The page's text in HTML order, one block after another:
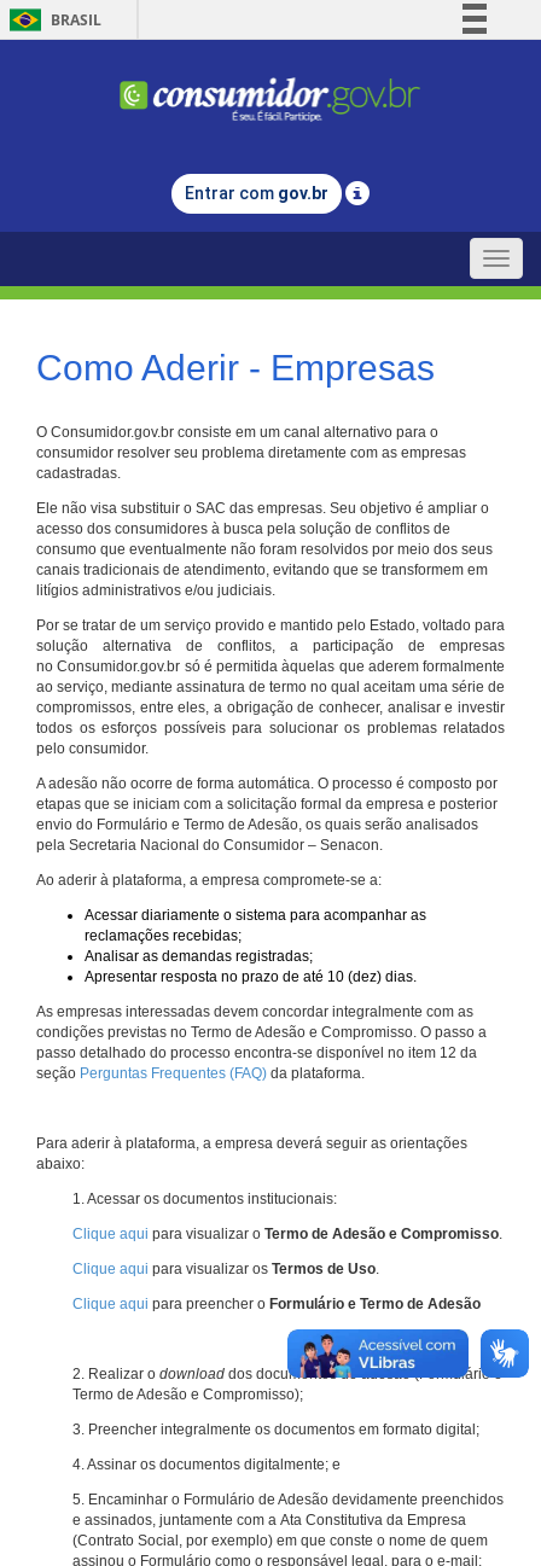
BRASIL
Comunica BR
Legislação
Entrar com gov.br
Toggle
Como Aderir - Empresas
O Consumidor.gov.br consiste em um canal alternativo para o
consumidor resolver seu problema diretamente com as empresas
cadastradas.
Ele não visa substituir o SAC das empresas. Seu objetivo é ampliar o
acesso dos consumidores à busca pela solução de conflitos de
consumo que eventualmente não foram resolvidos por meio dos seus
canais tradicionais de atendimento, evitando que se transformem em
litígios administrativos e/ou judiciais.
Por se tratar de um serviço provido e mantido pelo Estado, voltado para
solução alternativa de conflitos, a participação de empresas
no Consumidor.gov.br só é permitida àquelas que aderem formalmente
ao serviço, mediante assinatura de termo no qual aceitam uma série de
compromissos, entre eles, a obrigação de conhecer, analisar e investir
todos os esforços possíveis para solucionar os problemas relatados
pelo consumidor.
A adesão não ocorre de forma automática. O processo é composto por
etapas que se iniciam com a solicitação formal da empresa e posterior
envio do Formulário e Termo de Adesão, os quais serão analisados
pela Secretaria Nacional do Consumidor – Senacon.
Ao aderir à plataforma, a empresa compromete-se a:
Acessar diariamente o sistema para acompanhar as
reclamações recebidas;
Analisar as demandas registradas;
Apresentar resposta no prazo de até 10 (dez) dias.
As empresas interessadas devem concordar integralmente com as
condições previstas no Termo de Adesão e Compromisso. O passo a
passo detalhado do processo encontra-se disponível no item 12 da
seção Perguntas Frequentes (FAQ) da plataforma.
Para aderir à plataforma, a empresa deverá seguir as orientações
abaixo:
1. Acessar os documentos institucionais:
Clique aqui para visualizar o Termo de Adesão e Compromisso.
Clique aqui para visualizar os Termos de Uso.
Clique aqui para preencher o Formulário e Termo de Adesão
2. Realizar o download dos documentos de adesão (Formulário e
Termo de Adesão e Compromisso);
3. Preencher integralmente os documentos em formato digital;
4. Assinar os documentos digitalmente; e
5. Encaminhar o Formulário de Adesão devidamente preenchidos
e assinados, juntamente com a Ata Constitutiva da Empresa
(Contrato Social, por exemplo) em que conste o nome de quem
assinou o Formulário como o responsável legal. para o e-mail: